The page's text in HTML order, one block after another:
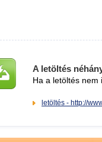
A letöltés
Ha a letöltés nem
letöltés - http://